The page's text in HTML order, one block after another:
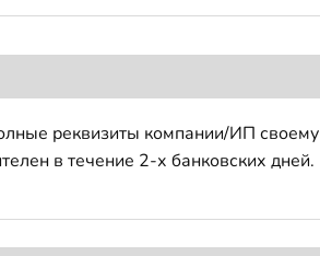
реквизиты компании/ИП своему
в течение 2-х банковских дней.